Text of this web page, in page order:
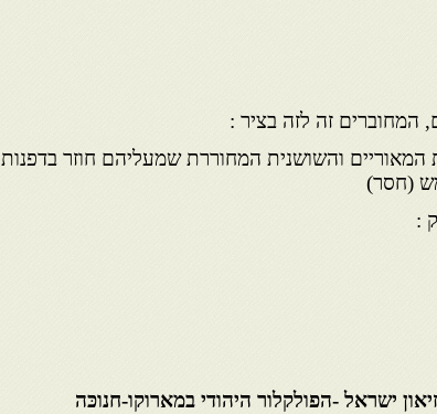
המחוברים זה לזה בציר :
המאוריים והשושנית המחוררת שמעליהם חוזר בדפנות
(חסר)
:
ישראל -הפולקלור היהודי במארוקו-חנוכּה